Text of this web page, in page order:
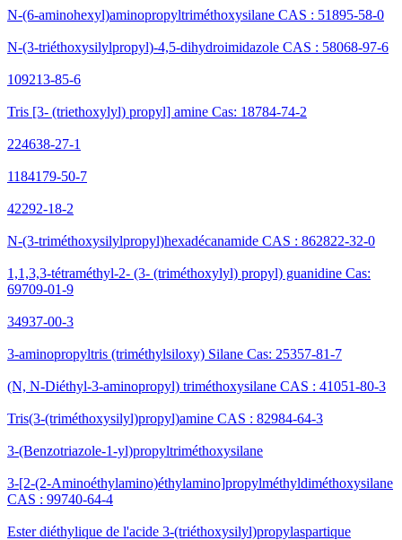
N-(6-aminohexyl)aminopropyltriméthoxysilane CAS : 51895-58-0
N-(3-triéthoxysilylpropyl)-4,5-dihydroimidazole CAS : 58068-97-6
109213-85-6
Tris [3- (triethoxylyl) propyl] amine Cas: 18784-74-2
224638-27-1
1184179-50-7
42292-18-2
N-(3-triméthoxysilylpropyl)hexadécanamide CAS : 862822-32-0
1,1,3,3-tétraméthyl-2- (3- (triméthoxylyl) propyl) guanidine Cas:
69709-01-9
34937-00-3
3-aminopropyltris (triméthylsiloxy) Silane Cas: 25357-81-7
(N, N-Diéthyl-3-aminopropyl) triméthoxysilane CAS : 41051-80-3
Tris(3-(triméthoxysilyl)propyl)amine CAS : 82984-64-3
3-(Benzotriazole-1-yl)propyltriméthoxysilane
3-[2-(2-Aminoéthylamino)éthylamino]propylméthyldiméthoxysilane
CAS : 99740-64-4
Ester diéthylique de l'acide 3-(triéthoxysilyl)propylaspartique